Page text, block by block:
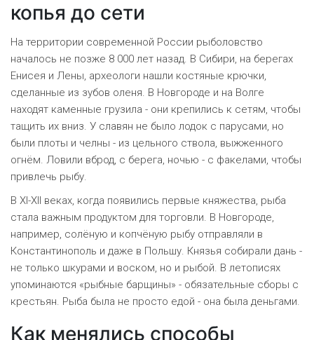
копья до сети
На территории современной России рыболовство
началось не позже 8 000 лет назад. В Сибири, на берегах
Енисея и Лены, археологи нашли костяные крючки,
сделанные из зубов оленя. В Новгороде и на Волге
находят каменные грузила - они крепились к сетям, чтобы
тащить их вниз. У славян не было лодок с парусами, но
были плоты и челны - из цельного ствола, выжженного
огнём. Ловили вброд, с берега, ночью - с факелами, чтобы
привлечь рыбу.
В XI-XII веках, когда появились первые княжества, рыба
стала важным продуктом для торговли. В Новгороде,
например, солёную и копчёную рыбу отправляли в
Константинополь и даже в Польшу. Князья собирали дань -
не только шкурами и воском, но и рыбой. В летописях
упоминаются «рыбные барщины» - обязательные сборы с
крестьян. Рыба была не просто едой - она была деньгами.
Как менялись способы